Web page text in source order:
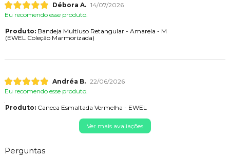
Débora A. 14/07/2026
Eu recomendo esse produto.
Produto:Bandeja Multiuso Retangular - Amarela - M
(EWEL Coleção Marmorizada)
Andréa B. 22/06/2026
Eu recomendo esse produto.
Produto:Caneca Esmaltada Vermelha - EWEL
Ver mais avaliações
Perguntas